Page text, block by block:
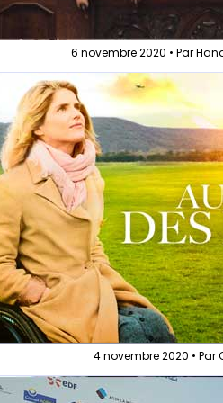
6 novembre 2020 • Par
4 novembre 2020 •